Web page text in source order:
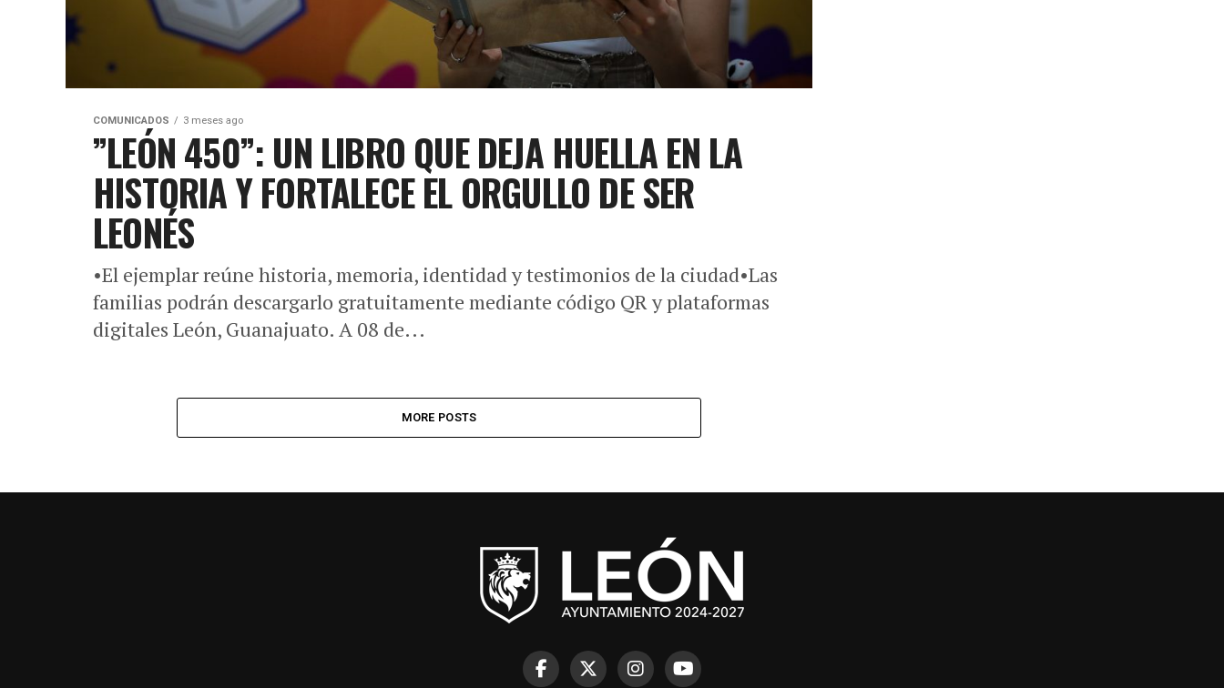
COMUNICADOS 3 meses ago
”LEÓN 450”: UN LIBRO QUE DEJA HUELLA EN LA
HISTORIA Y FORTALECE EL ORGULLO DE SER
LEONÉS
•El ejemplar reúne historia, memoria, identidad y testimonios de la ciudad•Las
familias podrán descargarlo gratuitamente mediante código QR y plataformas
digitales León, Guanajuato. A 08 de...
MORE POSTS